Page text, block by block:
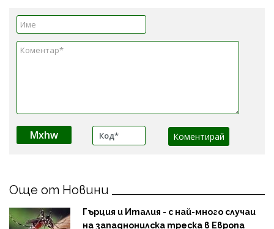
Mxhw
Още от Новини
Гърция и Италия - с най-много случаи
на западнонилска треска в Европа